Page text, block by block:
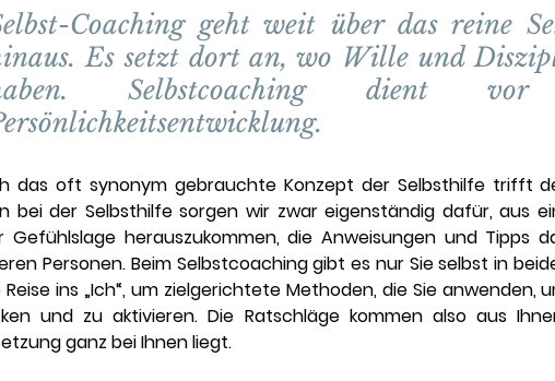
Coaching geht weit über das reine
Es setzt dort an, wo Wille und
Selbstcoaching dient
das oft synonym gebrauchte Konzept der Selbsthilfe trifft
bei der Selbsthilfe sorgen wir zwar eigenständig dafür, aus
Gefühlslage herauszukommen, die Anweisungen und Tipps
Personen. Beim Selbstcoaching gibt es nur Sie selbst in
Reise ins „Ich“, um zielgerichtete Methoden, die Sie anwenden,
und zu aktivieren. Die Ratschläge kommen also aus
ganz bei Ihnen liegt.